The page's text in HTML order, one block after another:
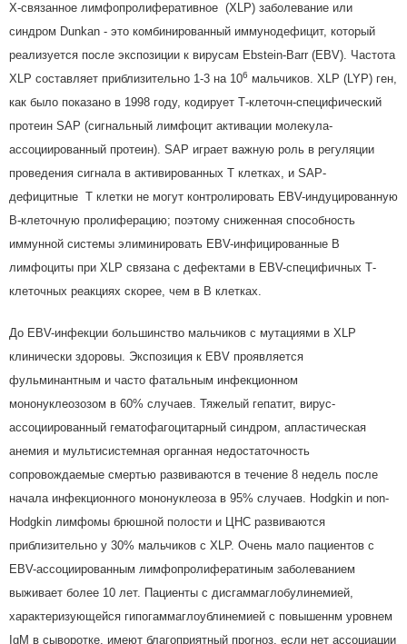
Х-связанное лимфопролиферативное (XLP) заболевание или
синдром Dunkan - это комбинированный иммунодефицит, который
реализуется после экспозиции к вирусам Ebstein-Barr (EBV). Частота
XLP составляет приблизительно 1-3 на 106 мальчиков. XLP (LYP) ген,
как было показано в 1998 году, кодирует Т-клеточн-специфический
протеин SAP (сигнальный лимфоцит активации молекула-
ассоциированный протеин). SAP играет важную роль в регуляции
проведения сигнала в активированных Т клетках, и SAP-
дефицитные Т клетки не могут контролировать EBV-индуцированную
В-клеточную пролиферацию; поэтому сниженная способность
иммунной системы элиминировать EBV-инфицированные В
лимфоциты при XLP связана с дефектами в EBV-специфичных Т-
клеточных реакциях скорее, чем в В клетках.
До EBV-инфекции большинство мальчиков с мутациями в XLP
клинически здоровы. Экспозиция к EBV проявляется
фульминантным и часто фатальным инфекционном
мононуклеозозом в 60% случаев. Тяжелый гепатит, вирус-
ассоциированный гематофагоцитарный синдром, апластическая
анемия и мультисистемная органная недостаточность
сопровождаемые смертью развиваются в течение 8 недель после
начала инфекционного мононуклеоза в 95% случаев. Hodgkin и non-
Hodgkin лимфомы брюшной полости и ЦНС развиваются
приблизительно у 30% мальчиков с XLP. Очень мало пациентов с
EBV-ассоциированным лимфопролифератиным заболеванием
выживает более 10 лет. Пациенты с дисгаммаглобулинемией,
характеризующейся гипогаммаглоублинемией с повышеннм уровнем
IgM в сыворотке, имеют благоприятный прогноз, если нет ассоциации